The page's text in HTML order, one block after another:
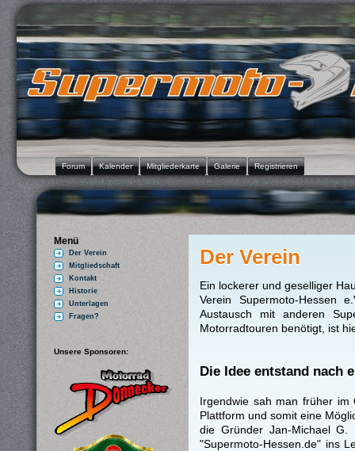
Forum Kalender Mitgliederkarte Galerie Registrieren
Menü
Der Verein
Mitgliedschaft
Kontakt
Historie
Unterlagen
Fragen?
Unsere Sponsoren:
Der Verein
Ein lockerer und geselliger
Verein Supermoto-Hessen
Austausch mit anderen
Motorradtouren benötigt, ist
Die Idee entstand nach
Irgendwie sah man früher im
Plattform und somit eine
die Gründer Jan-Michael
"Supermoto-Hessen.de" ins